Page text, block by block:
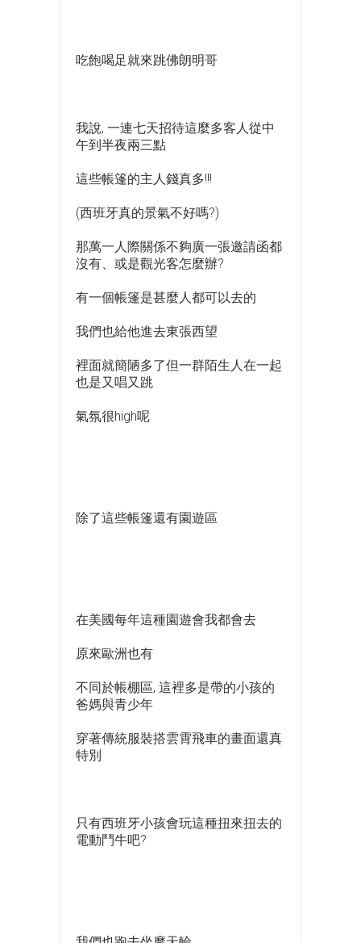
吃飽喝足就來跳佛朗明哥
我說, 一連七天招待這麼多客人從中
午到半夜兩三點
這些帳篷的主人錢真多!!!
(西班牙真的景氣不好嗎?)
那萬一人際關係不夠廣一張邀請函都
沒有、或是觀光客怎麼辦?
有一個帳篷是甚麼人都可以去的
我們也給他進去東張西望
裡面就簡陋多了但一群陌生人在一起
也是又唱又跳
氣氛很high呢
除了這些帳篷還有園遊區
在美國每年這種園遊會我都會去
原來歐洲也有
不同於帳棚區, 這裡多是帶的小孩的
爸媽與青少年
穿著傳統服裝搭雲霄飛車的畫面還真
特別
只有西班牙小孩會玩這種扭來扭去的
電動鬥牛吧?